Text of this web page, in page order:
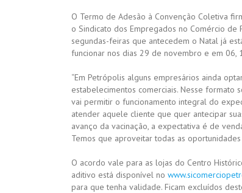
O Termo de Adesão à Convenção Coletiva
o Sindicato dos Empregados no Comércio
segundas-feiras que antecedem o Natal já
funcionar nos dias 29 de novembro e em 06,
“Em Petrópolis alguns empresários ainda
estabelecimentos comerciais. Nesse formato
vai permitir o funcionamento integral do
atender aquele cliente que quer antecipar
avanço da vacinação, a expectativa é de
Temos que aproveitar todas as
O acordo vale para as lojas do Centro
aditivo está disponível no
para que tenha validade. Ficam excluídos